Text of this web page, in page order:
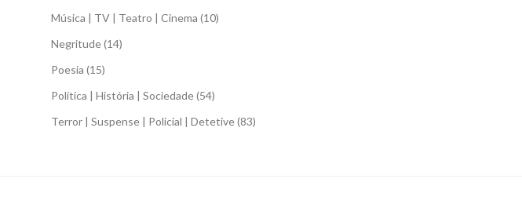
Música | TV | Teatro | Cinema (10)
Negritude(14)
Poesia (15)
Política | História | Sociedade(54)
Terror | Suspense | Policial | Detetive(83)